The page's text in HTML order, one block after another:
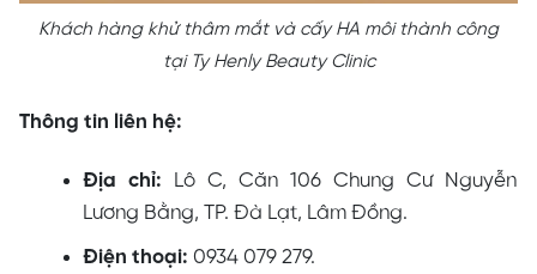
Khách hàng khử thâm mắt và cấy HA môi thành công
tại Ty Henly Beauty Clinic
Thông tin liên hệ:
Địa chỉ: Lô C, Căn 106 Chung Cư Nguyễn
Lương Bằng, TP. Đà Lạt, Lâm Đồng.
Điện thoại: 0934 079 279.